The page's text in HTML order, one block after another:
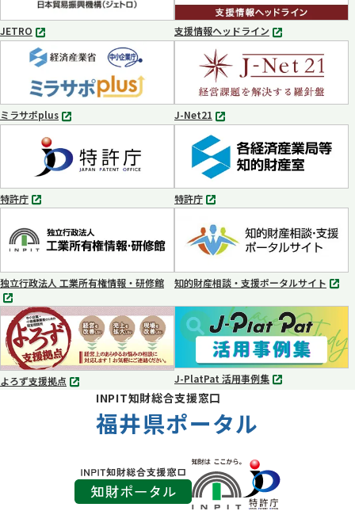
開
く
JETRO
別
タ
ブ
で
開
く
支援情報ヘッドライン
別
タ
ブ
で
開
く
ミラサポplus
別
ブ
で
開
く
J-Net21
別
タ
ブ
で
開
く
特許庁
別
ブ
で
く
特許庁
別
ブ
で
開
く
独立行政法人 工業所有権情報・研修館
別
タ
ブ
で
知的財産相談・支援ポータルサイト
別
タ
開
く
よろず支援拠点
別
J-PlatPat 活用事例集
別
INPIT知財総合支援窓口
福井県ポータル